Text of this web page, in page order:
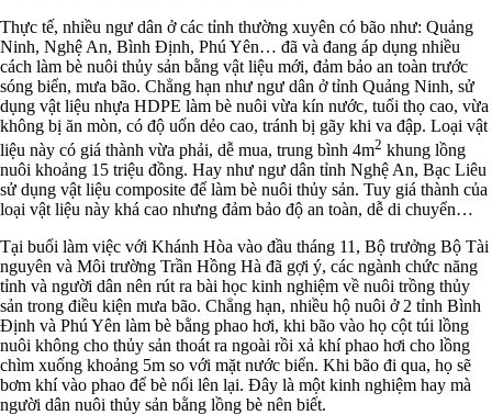
Thực tế, nhiều ngư dân ở các tỉnh thường xuyên có bão như: Quảng
Ninh, Nghệ An, Bình Định, Phú Yên… đã và đang áp dụng nhiều
cách làm bè nuôi thủy sản bằng vật liệu mới, đảm bảo an toàn trước
sóng biển, mưa bão. Chẳng hạn như ngư dân ở tỉnh Quảng Ninh, sử
dụng vật liệu nhựa HDPE làm bè nuôi vừa kín nước, tuổi thọ cao, vừa
không bị ăn mòn, có độ uốn dẻo cao, tránh bị gãy khi va đập. Loại vật
liệu này có giá thành vừa phải, dễ mua, trung bình 4m2 khung lồng
nuôi khoảng 15 triệu đồng. Hay như ngư dân tỉnh Nghệ An, Bạc Liêu
sử dụng vật liệu composite để làm bè nuôi thủy sản. Tuy giá thành của
loại vật liệu này khá cao nhưng đảm bảo độ an toàn, dễ di chuyển…
Tại buổi làm việc với Khánh Hòa vào đầu tháng 11, Bộ trưởng Bộ Tài
nguyên và Môi trường Trần Hồng Hà đã gợi ý, các ngành chức năng
tỉnh và người dân nên rút ra bài học kinh nghiệm về nuôi trồng thủy
sản trong điều kiện mưa bão. Chẳng hạn, nhiều hộ nuôi ở 2 tỉnh Bình
Định và Phú Yên làm bè bằng phao hơi, khi bão vào họ cột túi lồng
nuôi không cho thủy sản thoát ra ngoài rồi xả khí phao hơi cho lồng
chìm xuống khoảng 5m so với mặt nước biển. Khi bão đi qua, họ sẽ
bơm khí vào phao để bè nổi lên lại. Đây là một kinh nghiệm hay mà
người dân nuôi thủy sản bằng lồng bè nên biết.